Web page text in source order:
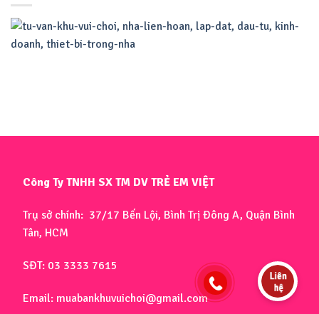
Công Ty TNHH SX TM DV TRẺ EM VIỆT
Trụ sở chính: 37/17 Bến Lội, Bình Trị Đông A, Quận Bình
Tân, HCM
SĐT: 03 3333 7615
Email: muabankhuvuichoi@gmail.com